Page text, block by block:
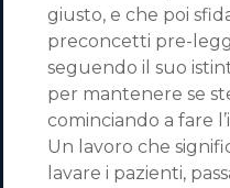
giusto, e che poi
preconcetti pre-
seguendo il suo
per mantenere se
cominciando a fare
Un lavoro che
lavare i pazienti,